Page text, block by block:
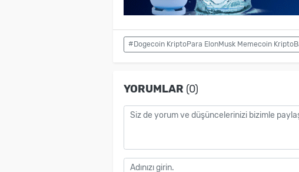
#Dogecoin KriptoPara ElonMusk Memecoin
YORUMLAR (0)